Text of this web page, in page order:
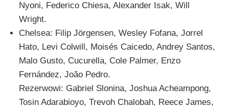
Nyoni, Federico Chiesa, Alexander Isak, Will
Wright.
Chelsea: Filip Jörgensen, Wesley Fofana, Jorrel
Hato, Levi Colwill, Moisés Caicedo, Andrey Santos,
Malo Gusto, Cucurella, Cole Palmer, Enzo
Fernández, João Pedro.
Rezerwowi: Gabriel Slonina, Joshua Acheampong,
Tosin Adarabioyo, Trevoh Chalobah, Reece James,